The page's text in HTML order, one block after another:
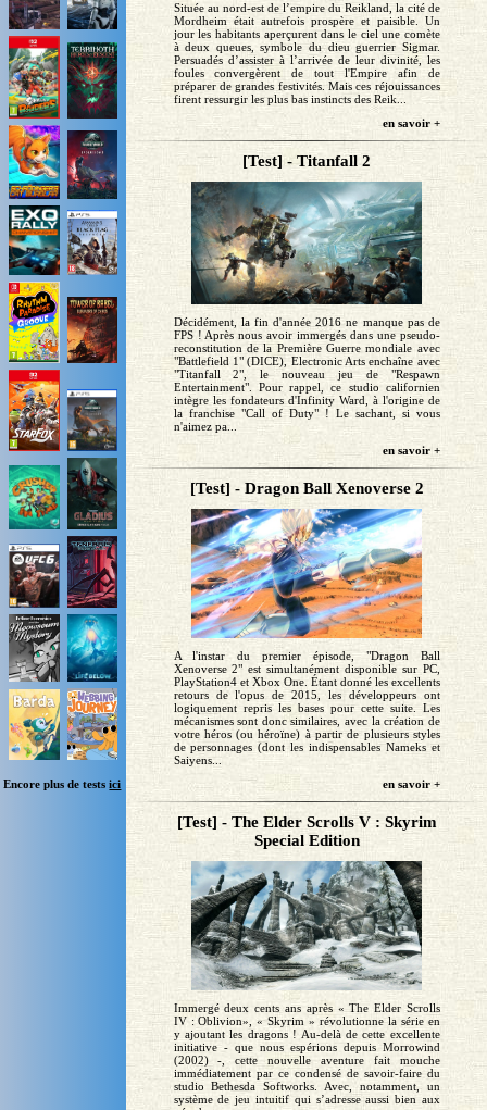
Encore plus de testsici
Située au nord-est de l’empire du Reikland, la cité de
Mordheim était autrefois prospère et paisible. Un
jour les habitants aperçurent dans le ciel une comète
à deux queues, symbole du dieu guerrier Sigmar.
Persuadés d’assister à l’arrivée de leur divinité, les
foules convergèrent de tout l'Empire afin de
préparer de grandes festivités. Mais ces réjouissances
firent ressurgir les plus bas instincts des Reik...
en savoir +
[Test] - Titanfall 2
Décidément, la fin d'année 2016 ne manque pas de
FPS ! Après nous avoir immergés dans une pseudo-
reconstitution de la Première Guerre mondiale avec
"Battlefield 1" (DICE), Electronic Arts enchaîne avec
"Titanfall 2", le nouveau jeu de "Respawn
Entertainment". Pour rappel, ce studio californien
intègre les fondateurs d'Infinity Ward, à l'origine de
la franchise "Call of Duty" ! Le sachant, si vous
n'aimez pa...
en savoir +
[Test] - Dragon Ball Xenoverse 2
A l'instar du premier épisode, "Dragon Ball
Xenoverse 2" est simultanément disponible sur PC,
PlayStation4 et Xbox One. Étant donné les excellents
retours de l'opus de 2015, les développeurs ont
logiquement repris les bases pour cette suite. Les
mécanismes sont donc similaires, avec la création de
votre héros (ou héroïne) à partir de plusieurs styles
de personnages (dont les indispensables Nameks et
Saiyens...
en savoir +
[Test] - The Elder Scrolls V : Skyrim
Special Edition
Immergé deux cents ans après « The Elder Scrolls
IV : Oblivion», « Skyrim » révolutionne la série en
y ajoutant les dragons ! Au-delà de cette excellente
initiative - que nous espérions depuis Morrowind
(2002) -, cette nouvelle aventure fait mouche
immédiatement par ce condensé de savoir-faire du
studio Bethesda Softworks. Avec, notamment, un
système de jeu intuitif qui s’adresse aussi bien aux